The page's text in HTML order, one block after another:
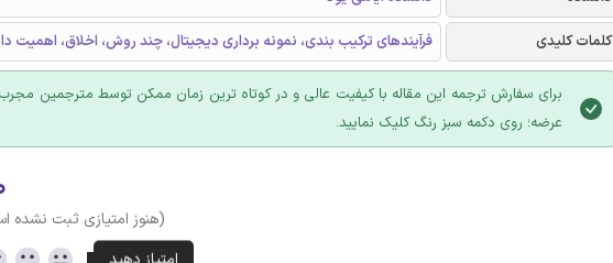
کلمات کلیدی
فرآیندهای ترکیب بندی، نمونه برداری دیجیتال، چند روش، اخلاق، اهميت
برای سفارش ترجمه این مقاله با کیفیت عالی و در کوتاه ترین زمان ممکن توسط مترجمین
عرضه؛ روی دکمه سبز رنگ کلیک نمایید.
(هنوز امتیازی ثبت نشده